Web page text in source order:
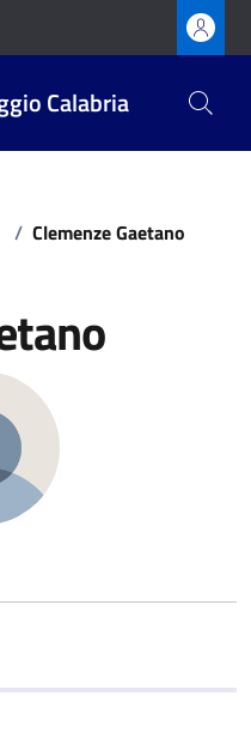
Calabria
/ Clemenze Gaetano